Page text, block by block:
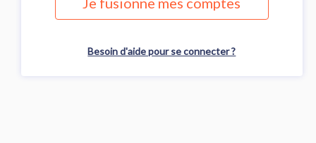
Besoin d'aide pour se connecter ?